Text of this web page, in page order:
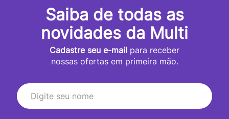
Saiba de todas as
novidades da Multi
Cadastre seu e-mail para receber
nossas ofertas em primeira mão.